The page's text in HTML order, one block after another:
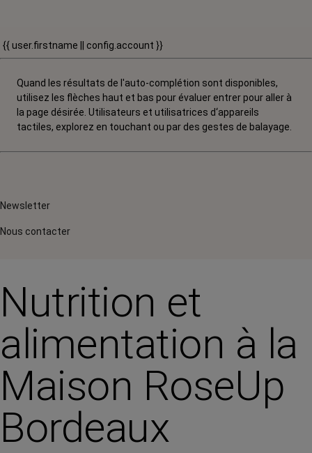
{{ user.firstname || config.account }}
Quand les résultats de l'auto-complétion sont disponibles,
utilisez les flèches haut et bas pour évaluer entrer pour aller à
la page désirée. Utilisateurs et utilisatrices d‘appareils
tactiles, explorez en touchant ou par des gestes de balayage.
Newsletter
Nous contacter
Nutrition et
alimentation à la
Maison RoseUp
Bordeaux